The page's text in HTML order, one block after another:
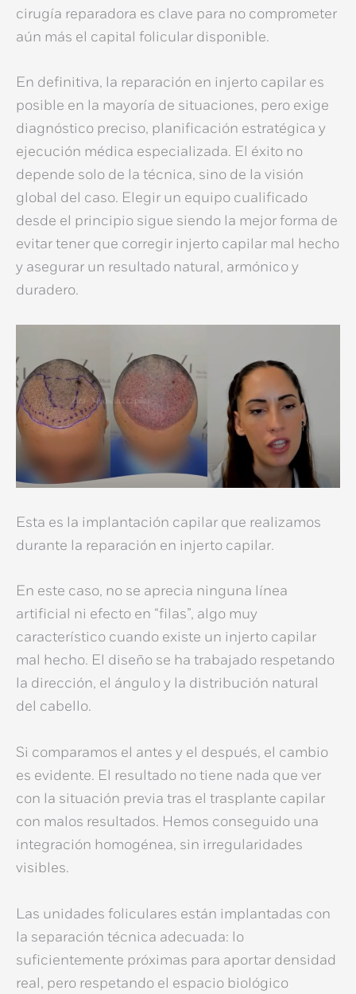
cirugía reparadora es clave para no comprometer
aún más el capital folicular disponible.
En definitiva, la reparación en injerto capilar es
posible en la mayoría de situaciones, pero exige
diagnóstico preciso, planificación estratégica y
ejecución médica especializada. El éxito no
depende solo de la técnica, sino de la visión
global del caso. Elegir un equipo cualificado
desde el principio sigue siendo la mejor forma de
evitar tener que corregir injerto capilar mal hecho
y asegurar un resultado natural, armónico y
duradero.
Esta es la implantación capilar que realizamos
durante la reparación en injerto capilar.
En este caso, no se aprecia ninguna línea
artificial ni efecto en “filas”, algo muy
característico cuando existe un injerto capilar
mal hecho. El diseño se ha trabajado respetando
la dirección, el ángulo y la distribución natural
del cabello.
Si comparamos el antes y el después, el cambio
es evidente. El resultado no tiene nada que ver
con la situación previa tras el trasplante capilar
con malos resultados. Hemos conseguido una
integración homogénea, sin irregularidades
visibles.
Las unidades foliculares están implantadas con
la separación técnica adecuada: lo
suficientemente próximas para aportar densidad
real, pero respetando el espacio biológico